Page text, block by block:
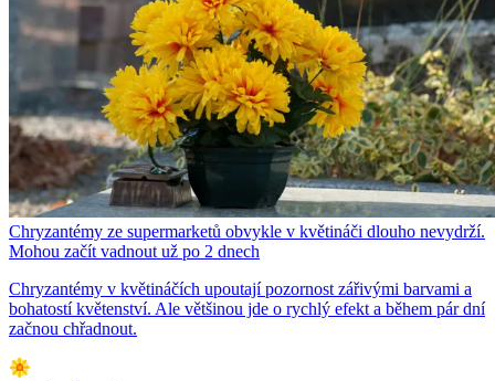
Chryzantémy ze supermarketů obvykle v květináči dlouho nevydrží.
Mohou začít vadnout už po 2 dnech
Chryzantémy v květináčích upoutají pozornost zářivými barvami a
bohatostí květenství. Ale většinou jde o rychlý efekt a během pár dní
začnou chřadnout.